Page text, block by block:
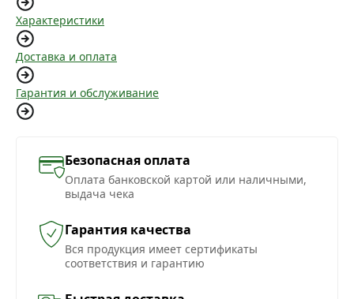
Характеристики
Доставка и оплата
Гарантия и обслуживание
Безопасная оплата
Оплата банковской картой или наличными,
выдача чека
Гарантия качества
Вся продукция имеет сертификаты
соответствия и гарантию